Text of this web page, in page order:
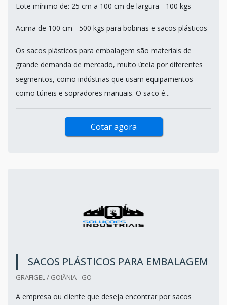
Lote mínimo de: 25 cm a 100 cm de largura - 100 kgs
Acima de 100 cm - 500 kgs para bobinas e sacos plásticos
Os sacos plásticos para embalagem são materiais de
grande demanda de mercado, muito úteia por diferentes
segmentos, como indústrias que usam equipamentos
como túneis e sopradores manuais. O saco é...
Cotar agora
SACOS PLÁSTICOS PARA EMBALAGEM
GRAFIGEL / GOIÂNIA - GO
A empresa ou cliente que deseja encontrar por sacos